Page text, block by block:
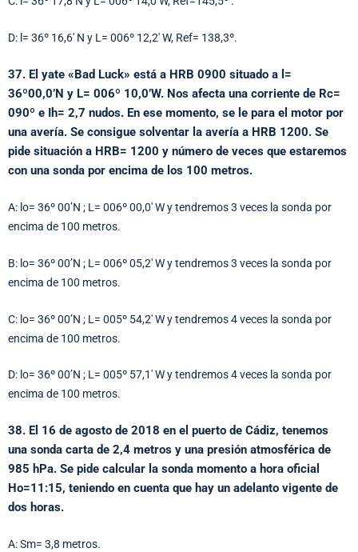
D: l= 36º 16,6′ N y L= 006º 12,2′ W, Ref= 138,3º.
37. El yate «Bad Luck» está a HRB 0900 situado a l=
36º00,0’N y L= 006º 10,0’W. Nos afecta una corriente de Rc=
090º e Ih= 2,7 nudos. En ese momento, se le para el motor por
una avería. Se consigue solventar la avería a HRB 1200. Se
pide situación a HRB= 1200 y número de veces que estaremos
con una sonda por encima de los 100 metros.
A: lo= 36º 00’N ; L= 006º 00,0′ W y tendremos 3 veces la sonda por
encima de 100 metros.
B: lo= 36º 00’N ; L= 006º 05,2′ W y tendremos 3 veces la sonda por
encima de 100 metros.
C: lo= 36º 00’N ; L= 005º 54,2′ W y tendremos 4 veces la sonda por
encima de 100 metros.
D: lo= 36º 00’N ; L= 005º 57,1′ W y tendremos 4 veces la sonda por
encima de 100 metros.
38. El 16 de agosto de 2018 en el puerto de Cádiz, tenemos
una sonda carta de 2,4 metros y una presión atmosférica de
985 hPa. Se pide calcular la sonda momento a hora oficial
Ho=11:15, teniendo en cuenta que hay un adelanto vigente de
dos horas.
A: Sm= 3,8 metros.